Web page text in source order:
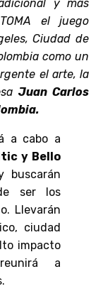
y más
el juego
Ciudad de
como un
el arte, la
Juan Carlos
a cabo a
y Bello
buscarán
ser los
Llevarán
ciudad
impacto
reunirá a